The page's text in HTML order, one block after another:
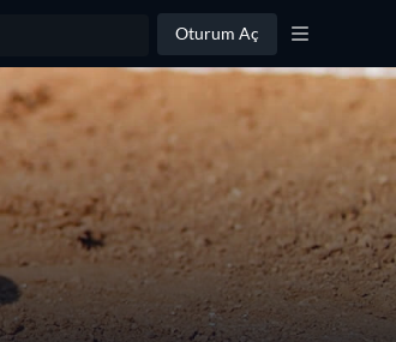
Oturum Aç